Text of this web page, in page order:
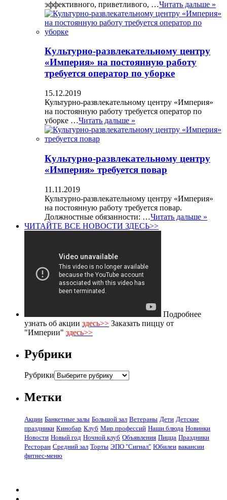
эффективного, приветливого, …Читать дальше »
Культурно-развлекательному центру
«Империя» на постоянную работу
требуется оператор по уборке
15.12.2019
Культурно-развлекательному центру «Империя»
на постоянную работу требуется оператор по
уборке …Читать дальше »
Культурно-развлекательному центру
«Империя» требуется повар
11.11.2019
Культурно-развлекательному центру «Империя»
на постоянную работу требуется повар.
Должностные обязанности: …Читать дальше »
ЧИТАЙТЕ ВСЕ НОВОСТИ ЗДЕСЬ>>
Подробнее
узнать об акции здесь>> Заказать пиццу от
"Империи" здесь>>
Рубрики
Рубрики
Метки
Акции Банкетные залы Большой зал Ветераны Дети Детские
праздники Кинобар Клуб Мир профессий Наши блюда Новинки
Новости Новый год Ночной клуб Объявления Пицца Праздники
Ресторан Средний зал Торты ЭПО "Сигнал" Юбилеи вакансии
фитнес-меню